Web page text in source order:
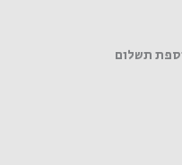
תשלום